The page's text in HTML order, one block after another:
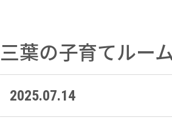
三葉の子育てルー
2025.07.14